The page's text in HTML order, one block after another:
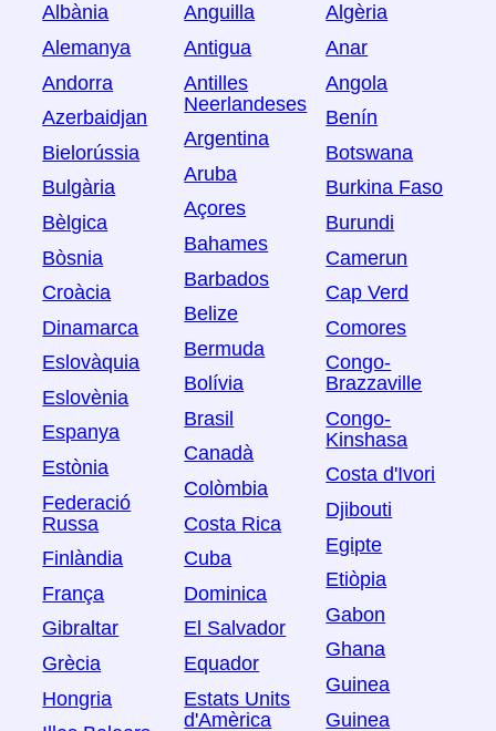
Albània
Alemanya
Andorra
Azerbaidjan
Bielorússia
Bulgària
Bèlgica
Bòsnia
Croàcia
Dinamarca
Eslovàquia
Eslovènia
Espanya
Estònia
Federació
Russa
Finlàndia
França
Gibraltar
Grècia
Hongria
Anguilla
Antigua
Antilles
Neerlandeses
Argentina
Aruba
Açores
Bahames
Barbados
Belize
Bermuda
Bolívia
Brasil
Canadà
Colòmbia
Costa Rica
Cuba
Dominica
El Salvador
Equador
Estats Units
d'Amèrica
Algèria
Anar
Angola
Benín
Botswana
Burkina Faso
Burundi
Camerun
Cap Verd
Comores
Congo-
Brazzaville
Congo-
Kinshasa
Costa d'Ivori
Djibouti
Egipte
Etiòpia
Gabon
Ghana
Guinea
Guinea